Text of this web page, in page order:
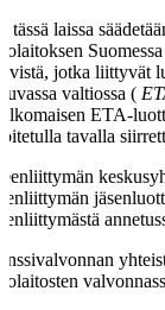
tässä laissa
jotka liittyvät
valtiossa (
ETA-
tavalla